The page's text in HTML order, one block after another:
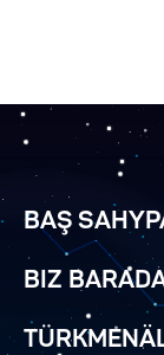
BAŞ
BIZ